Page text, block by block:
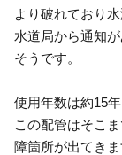
より破れており
水道局から通知
そうです。
使用年数は約15
この配管はそこ
障箇所が出てきま